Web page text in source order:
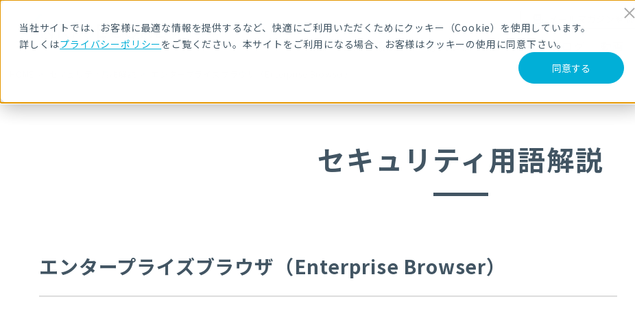
当社サイトでは、お客様に最適な情報を提供するなど、快適にご利用いただくためにクッキー（Cookie）を使用しています。
詳しくはプライバシーポリシーをご覧ください。本サイトをご利用になる場合、お客様はクッキーの使用に同意下さい。
同意する
メールマガジン登録
サービス・製品 導入事例 セミナー ブログ
セキュリティ用語解説
エンタープライズブラウザ（Enterprise Browser）